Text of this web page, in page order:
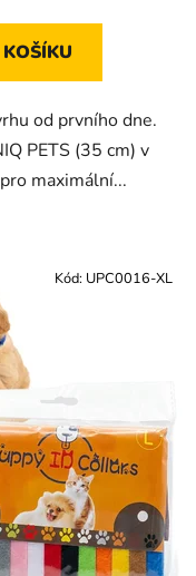
od prvního dne.
PETS (35 cm) v
maximální...
Kód: UPC0016-XL